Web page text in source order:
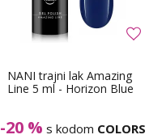
NANI trajni lak Amazing
Line 5 ml - Horizon Blue
-20 % s kodom COLORS